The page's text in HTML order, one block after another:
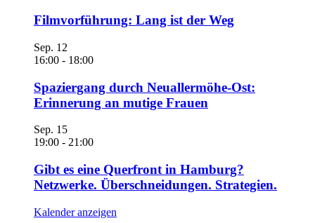
Filmvorführung: Lang ist der Weg
Sep. 12
16:00 - 18:00
Spaziergang durch Neuallermöhe-Ost:
Erinnerung an mutige Frauen
Sep. 15
19:00 - 21:00
Gibt es eine Querfront in Hamburg?
Netzwerke. Überschneidungen. Strategien.
Kalender anzeigen